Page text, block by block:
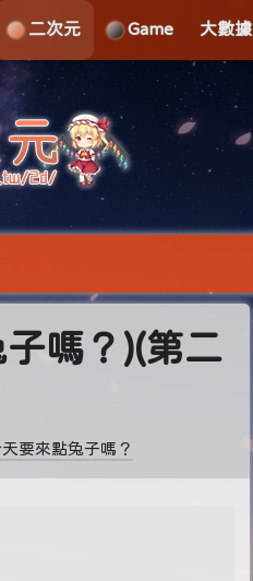
二次元 Game 大數據
嗎？)(第二
要來點兔子嗎？